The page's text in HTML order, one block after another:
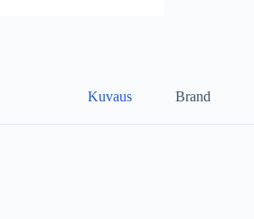
Kuvaus Brand